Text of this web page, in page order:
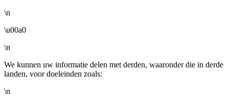
\n
\u00a0
\n
We kunnen uw informatie delen met derden, waaronder die in derde
landen, voor doeleinden zoals:
\n